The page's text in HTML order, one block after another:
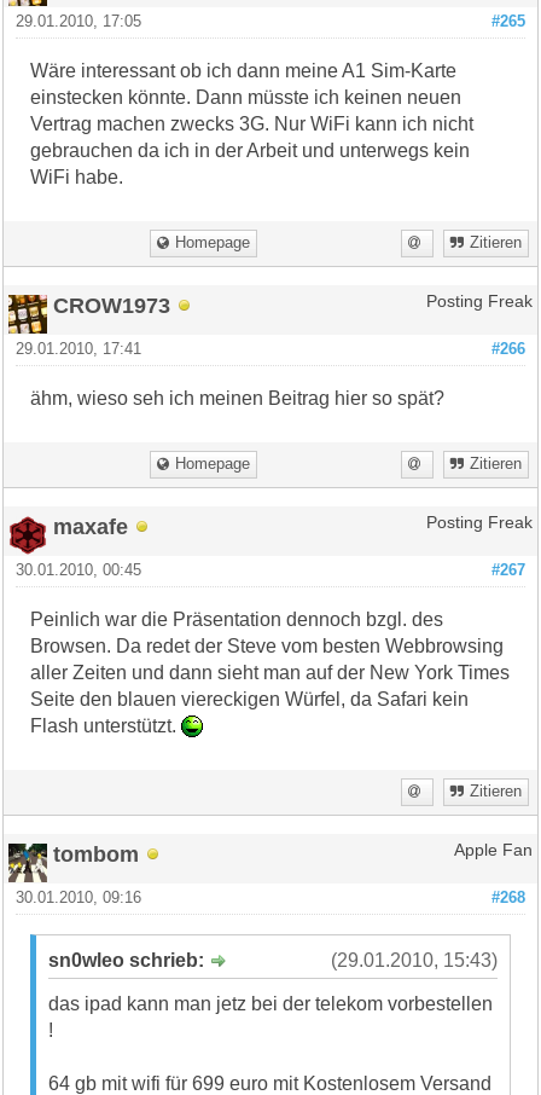
#265
29.01.2010, 17:05
Wäre interessant ob ich dann meine A1 Sim-Karte
einstecken könnte. Dann müsste ich keinen neuen
Vertrag machen zwecks 3G. Nur WiFi kann ich nicht
gebrauchen da ich in der Arbeit und unterwegs kein
WiFi habe.
Homepage Zitieren
CROW1973 Posting Freak
#266
29.01.2010, 17:41
ähm, wieso seh ich meinen Beitrag hier so spät?
Homepage Zitieren
maxafe Posting Freak
#267
30.01.2010, 00:45
Peinlich war die Präsentation dennoch bzgl. des
Browsen. Da redet der Steve vom besten Webbrowsing
aller Zeiten und dann sieht man auf der New York Times
Seite den blauen viereckigen Würfel, da Safari kein
Flash unterstützt.
Zitieren
tombom Apple Fan
#268
30.01.2010, 09:16
(29.01.2010, 15:43)
sn0wleo schrieb:
das ipad kann man jetz bei der telekom vorbestellen
!
64 gb mit wifi für 699 euro mit Kostenlosem Versand